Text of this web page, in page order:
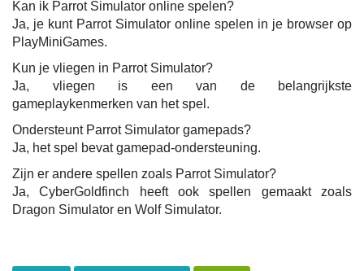
Kan ik Parrot Simulator online spelen?
Ja, je kunt Parrot Simulator online spelen in je browser op
PlayMiniGames.
Kun je vliegen in Parrot Simulator?
Ja, vliegen is een van de belangrijkste
gameplaykenmerken van het spel.
Ondersteunt Parrot Simulator gamepads?
Ja, het spel bevat gamepad-ondersteuning.
Zijn er andere spellen zoals Parrot Simulator?
Ja, CyberGoldfinch heeft ook spellen gemaakt zoals
Dragon Simulator en Wolf Simulator.